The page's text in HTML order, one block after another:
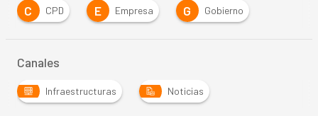
C
CPD E Empresa G Gobierno
Canales
Infraestructuras Noticias